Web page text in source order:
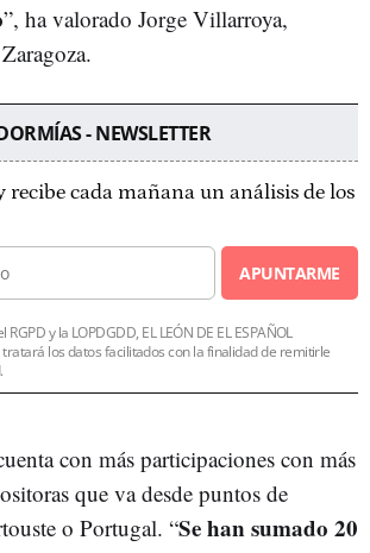
”, ha valorado Jorge Villarroya,
- NEWSLETTER
recibe cada mañana un análisis de los
APUNTARME
y la LOPDGDD, EL LEÓN DE EL ESPAÑOL
tratará los datos facilitados con la finalidad de remitirle
con más participaciones con más
que va desde puntos de
o Portugal. “Se han sumado 20